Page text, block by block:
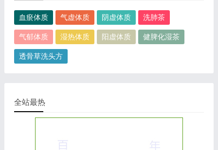
血瘀体质 气虚体质 阴虚体质 洗肺茶
气郁体质 湿热体质 阳虚体质 健脾化湿茶
透骨草洗头方
全站最热